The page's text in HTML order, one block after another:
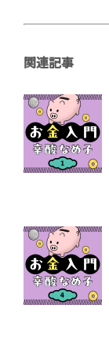
関連記事